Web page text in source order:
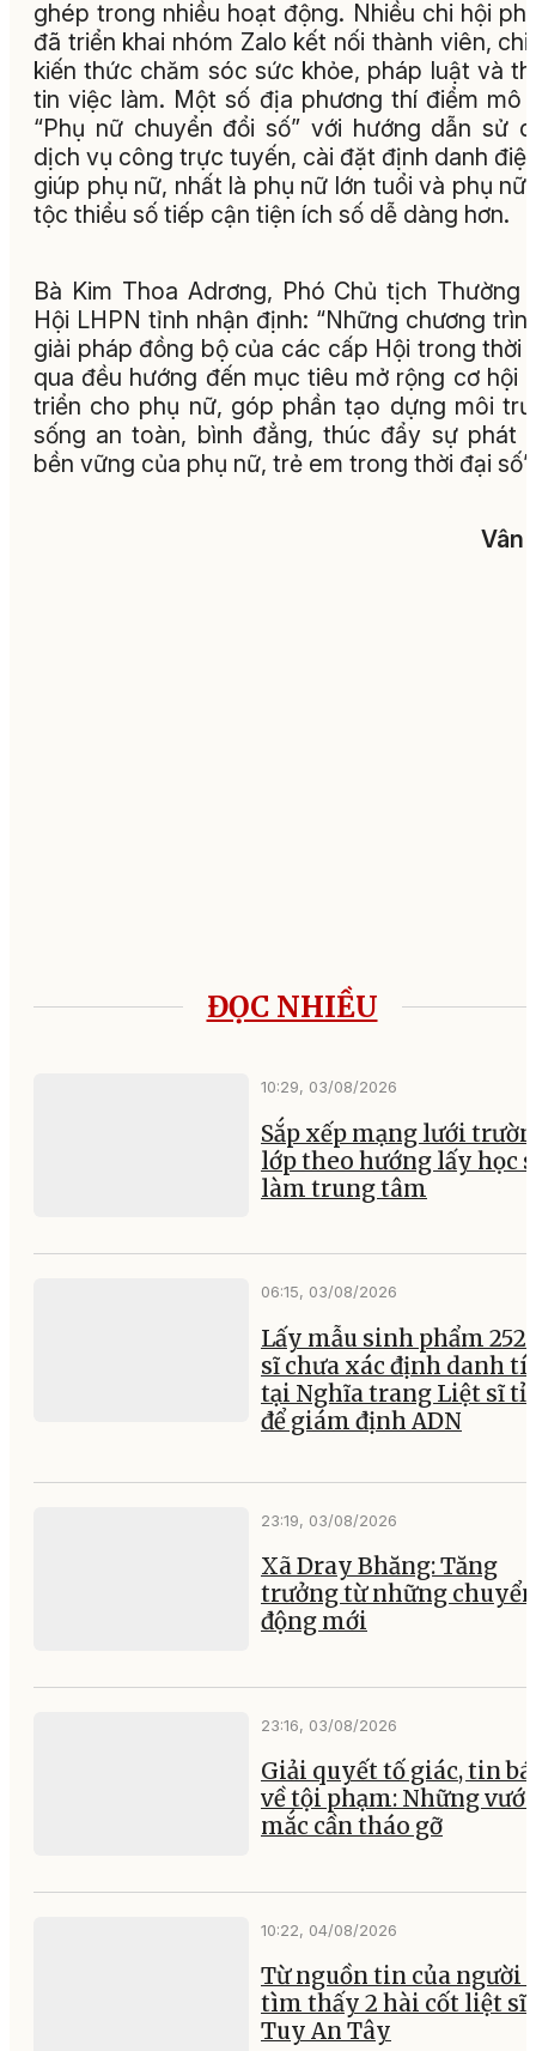
ghép trong nhiều hoạt động. Nhiều chi hội
đã triển khai nhóm Zalo kết nối thành viên,
kiến thức chăm sóc sức khỏe, pháp luật và
tin việc làm. Một số địa phương thí điểm mô
“Phụ nữ chuyển đổi số” với hướng dẫn sử
dịch vụ công trực tuyến, cài đặt định danh
giúp phụ nữ, nhất là phụ nữ lớn tuổi và phụ nữ
tộc thiểu số tiếp cận tiện ích số dễ dàng hơn.
Bà Kim Thoa Adrơng, Phó Chủ tịch Thường
Hội LHPN tỉnh nhận định: “Những chương
giải pháp đồng bộ của các cấp Hội trong thời
qua đều hướng đến mục tiêu mở rộng cơ hội
triển cho phụ nữ, góp phần tạo dựng môi
sống an toàn, bình đẳng, thúc đẩy sự phát
bền vững của phụ nữ, trẻ em trong thời đại số”.
Vân
ĐỌC NHIỀU
10:29, 03/08/2026
Sắp xếp mạng lưới
lớp theo hướng lấy học
làm trung tâm
06:15, 03/08/2026
Lấy mẫu sinh phẩm 252
sĩ chưa xác định danh
tại Nghĩa trang Liệt sĩ
để giám định ADN
23:19, 03/08/2026
Xã Dray Bhăng: Tăng
trưởng từ những chuyển
động mới
23:16, 03/08/2026
Giải quyết tố giác, tin
về tội phạm: Những
mắc cần tháo gỡ
10:22, 04/08/2026
Từ nguồn tin của người
tìm thấy 2 hài cốt liệt sĩ
Tuy An Tây